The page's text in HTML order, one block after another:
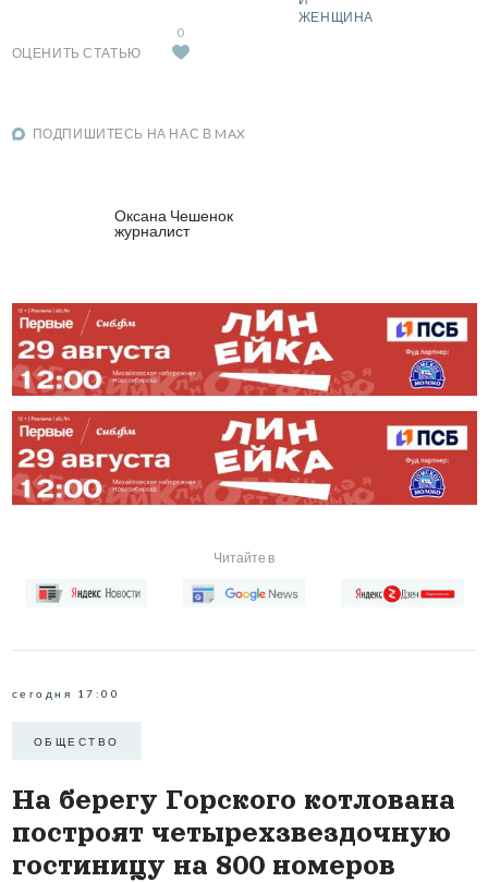
ЖЕНЩИНА
ОЦЕНИТЬ СТАТЬЮ
0
ПОДПИШИТЕСЬ НА НАС В MAX
Оксана Чешенок
журналист
Читайте в
сегодня 17:00
ОБЩЕСТВО
На берегу Горского котлована
построят четырехзвездочную
гостиницу на 800 номеров